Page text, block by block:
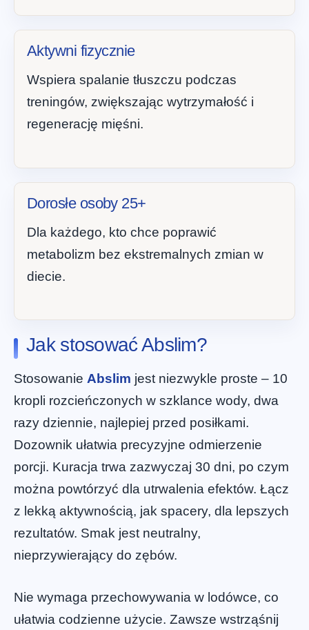
Aktywni fizycznie
Wspiera spalanie tłuszczu podczas
treningów, zwiększając wytrzymałość i
regenerację mięśni.
Dorosłe osoby 25+
Dla każdego, kto chce poprawić
metabolizm bez ekstremalnych zmian w
diecie.
Jak stosować Abslim?
Stosowanie Abslim jest niezwykle proste – 10
kropli rozcieńczonych w szklance wody, dwa
razy dziennie, najlepiej przed posiłkami.
Dozownik ułatwia precyzyjne odmierzenie
porcji. Kuracja trwa zazwyczaj 30 dni, po czym
można powtórzyć dla utrwalenia efektów. Łącz
z lekką aktywnością, jak spacery, dla lepszych
rezultatów. Smak jest neutralny,
nieprzywierający do zębów.
Nie wymaga przechowywania w lodówce, co
ułatwia codzienne użycie. Zawsze wstrząśnij